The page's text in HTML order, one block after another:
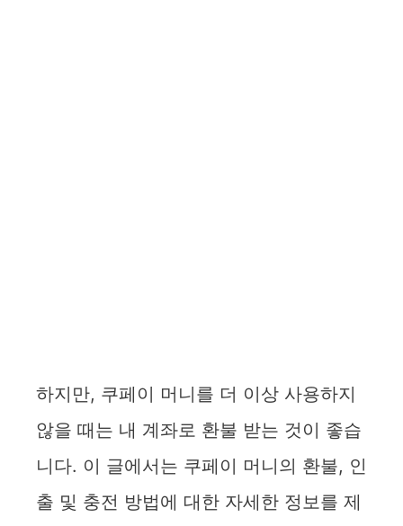
하지만, 쿠페이 머니를 더 이상 사용하지
않을 때는 내 계좌로 환불 받는 것이 좋습
니다. 이 글에서는 쿠페이 머니의 환불, 인
출 및 충전 방법에 대한 자세한 정보를 제